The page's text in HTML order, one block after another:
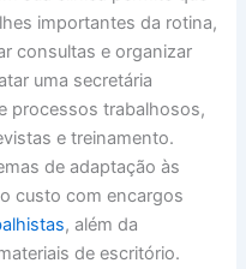
importantes da rotina,
consultas e organizar
uma secretária
processos trabalhosos,
e treinamento.
de adaptação às
custo com encargos
, além da
de escritório.